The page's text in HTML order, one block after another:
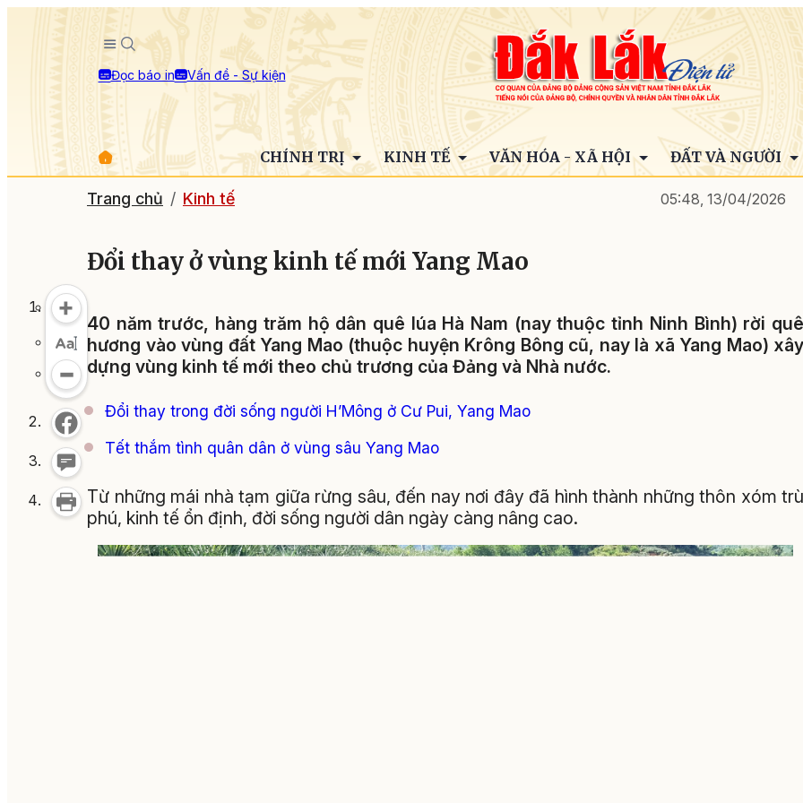
Đọc báo in Vấn đề - Sự kiện
CHÍNH TRỊ KINH TẾ VĂN HÓA - XÃ HỘI ĐẤT VÀ NGƯỜI
Trang chủ Kinh tế 05:48, 13/04/2026
Đổi thay ở vùng kinh tế mới Yang Mao
40 năm trước, hàng trăm hộ dân quê lúa Hà Nam (nay thuộc tỉnh Ninh Bình) rời quê
hương vào vùng đất Yang Mao (thuộc huyện Krông Bông cũ, nay là xã Yang Mao) xây
dựng vùng kinh tế mới theo chủ trương của Đảng và Nhà nước.
Đổi thay trong đời sống người H’Mông ở Cư Pui, Yang Mao
Tết thắm tình quân dân ở vùng sâu Yang Mao
Từ những mái nhà tạm giữa rừng sâu, đến nay nơi đây đã hình thành những thôn xóm trù
phú, kinh tế ổn định, đời sống người dân ngày càng nâng cao.